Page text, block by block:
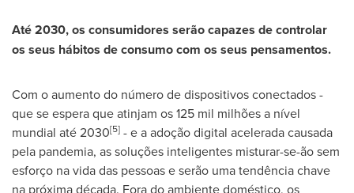
Até 2030, os consumidores serão capazes de controlar
os seus hábitos de consumo com os seus pensamentos.
Com o aumento do número de dispositivos conectados -
que se espera que atinjam os 125 mil milhões a nível
mundial até 2030[5] - e a adoção digital acelerada causada
pela pandemia, as soluções inteligentes misturar-se-ão sem
esforço na vida das pessoas e serão uma tendência chave
na próxima década. Fora do ambiente doméstico, os